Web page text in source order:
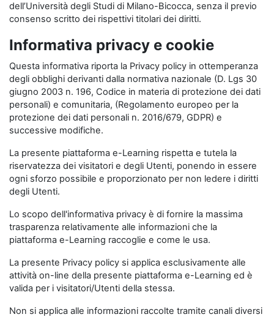
dell’Università degli Studi di Milano-Bicocca, senza il previo
consenso scritto dei rispettivi titolari dei diritti.
Informativa privacy e cookie
Questa informativa riporta la Privacy policy in ottemperanza
degli obblighi derivanti dalla normativa nazionale (D. Lgs 30
giugno 2003 n. 196, Codice in materia di protezione dei dati
personali) e comunitaria, (Regolamento europeo per la
protezione dei dati personali n. 2016/679, GDPR) e
successive modifiche.
La presente piattaforma e-Learning rispetta e tutela la
riservatezza dei visitatori e degli Utenti, ponendo in essere
ogni sforzo possibile e proporzionato per non ledere i diritti
degli Utenti.
Lo scopo dell'informativa privacy è di fornire la massima
trasparenza relativamente alle informazioni che la
piattaforma e-Learning raccoglie e come le usa.
La presente Privacy policy si applica esclusivamente alle
attività on-line della presente piattaforma e-Learning ed è
valida per i visitatori/Utenti della stessa.
Non si applica alle informazioni raccolte tramite canali diversi